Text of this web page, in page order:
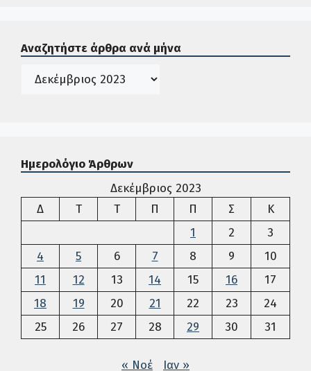
Αναζητήστε άρθρα ανά μήνα
Ιστορικό
Ημερολόγιο Άρθρων
Δεκέμβριος 2023
ΔΔευτέρα
ΤΤρίτη ΤΤετάρτη
Π Πέμπτη
Π Παρασκευή
Σ Σάββατο
Κ
1
2
3
4
5 6 7 8 9
10
11
12 13 14 15 16
17
18
19 20 21 22 23
24
25
26 27 28 29 30 31
« Νοέ Ιαν »